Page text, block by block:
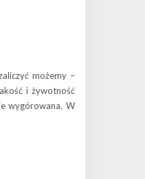
możemy –
i żywotność
wygórowana. W